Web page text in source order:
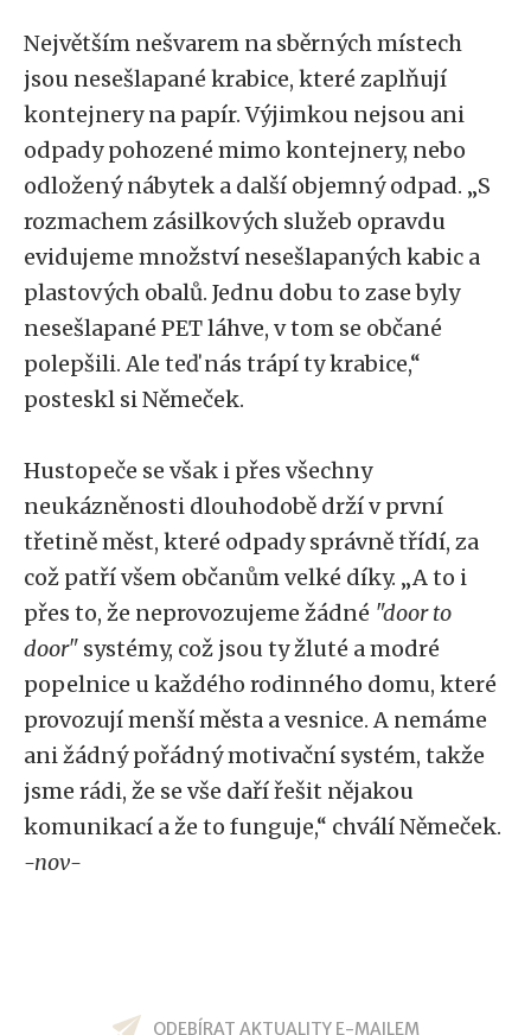
Největším nešvarem na sběrných místech
jsou nesešlapané krabice, které zaplňují
kontejnery na papír. Výjimkou nejsou ani
odpady pohozené mimo kontejnery, nebo
odložený nábytek a další objemný odpad. „S
rozmachem zásilkových služeb opravdu
evidujeme množství nesešlapaných kabic a
plastových obalů. Jednu dobu to zase byly
nesešlapané PET láhve, v tom se občané
polepšili. Ale teď nás trápí ty krabice,“
posteskl si Němeček.
Hustopeče se však i přes všechny
neukázněnosti dlouhodobě drží v první
třetině měst, které odpady správně třídí, za
což patří všem občanům velké díky. „A to i
přes to, že neprovozujeme žádné "door to
door" systémy, což jsou ty žluté a modré
popelnice u každého rodinného domu, které
provozují menší města a vesnice. A nemáme
ani žádný pořádný motivační systém, takže
jsme rádi, že se vše daří řešit nějakou
komunikací a že to funguje,“ chválí Němeček.
-nov-
ODEBÍRAT AKTUALITY E-MAILEM